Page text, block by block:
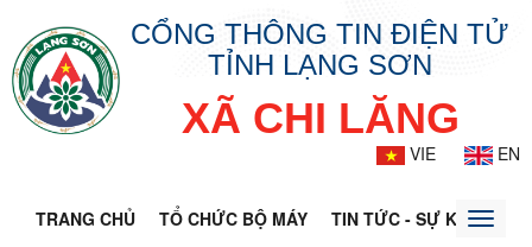
CỔNG THÔNG TIN ĐIỆN TỬ
TỈNH LẠNG SƠN
XÃ CHI LĂNG
VIE EN
TRANG CHỦ TỔ CHỨC BỘ MÁY TIN TỨC - SỰ KIỆNToggle